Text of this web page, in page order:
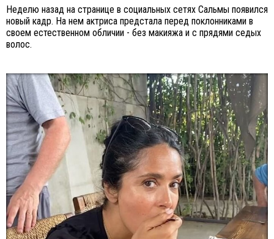
Неделю назад на странице в социальных сетях Сальмы появился
новый кадр. На нем актриса предстала перед поклонниками в
своем естественном обличии - без макияжа и с прядями седых
волос.